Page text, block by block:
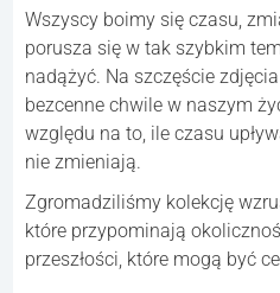
Wszyscy boimy się czasu,
porusza się w tak szybkim
nadążyć. Na szczęście
bezcenne chwile w naszym
względu na to, ile czasu
nie zmieniają.
Zgromadziliśmy kolekcję
które przypominają
przeszłości, które mogą być